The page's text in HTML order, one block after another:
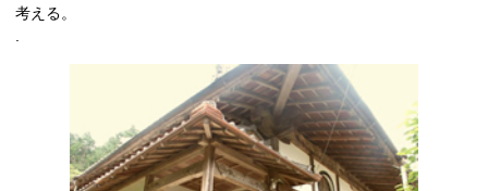
考える。